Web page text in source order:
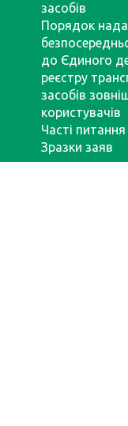
засобів
Порядок
до Єдиного
реєстру
засобів
користувачів
Часті питання
Зразки заяв